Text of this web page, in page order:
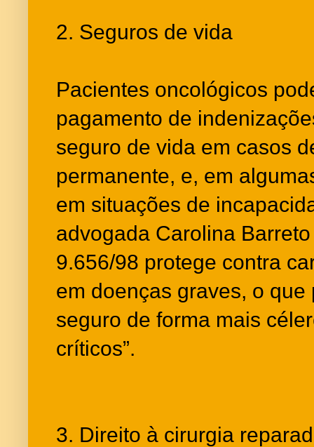
2. Seguros de vida
Pacientes oncológicos
pagamento de
seguro de vida em casos
permanente, e, em
em situações de
advogada Carolina
9.656/98 protege contra
em doenças graves, o que
seguro de forma mais
críticos”.
3. Direito à cirurgia